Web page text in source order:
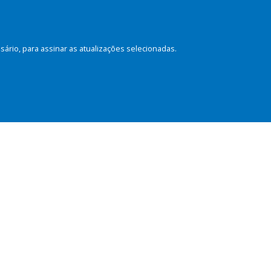
para assinar as atualizações selecionadas.